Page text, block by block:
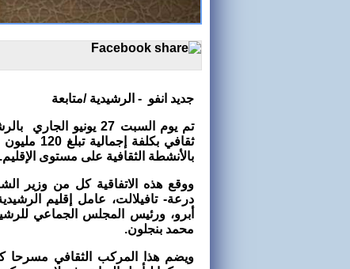
جديد انفو - الرشيدية /متابعة
تم يوم السبت 27 يونيو
ثقافي
بالأنشطة الثقافية على مستوى الإقليم.
ووقع هذه الاتفاقية كل من وزير
درعة- تافيلالت، عامل إقليم
أبرو، ورئيس المجلس الجماعي
محمد بنجلون.
ويضم هذا المركب الثقافي مسرحا